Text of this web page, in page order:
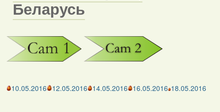
Беларусь
10.05.2016 12.05.2016 14.05.2016 16.05.2016 18.05.2016